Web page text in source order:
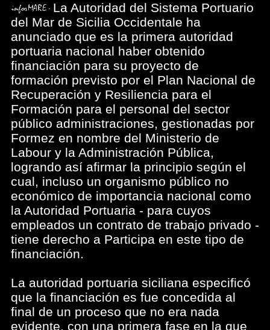
La Autoridad del Sistema Portuario
del Mar de Sicilia Occidentale ha
anunciado que es la primera autoridad
portuaria nacional haber obtenido
financiación para su proyecto de
formación previsto por el Plan Nacional de
Recuperación y Resiliencia para el
Formación para el personal del sector
público administraciones, gestionadas por
Formez en nombre del Ministerio de
Labour y la Administración Pública,
logrando así afirmar la principio según el
cual, incluso un organismo público no
económico de importancia nacional como
la Autoridad Portuaria - para cuyos
empleados un contrato de trabajo privado -
tiene derecho a Participa en este tipo de
financiación.
La autoridad portuaria siciliana especificó
que la financiación es fue concedida al
final de un proceso que no era nada
evidente, con una primera fase en la que